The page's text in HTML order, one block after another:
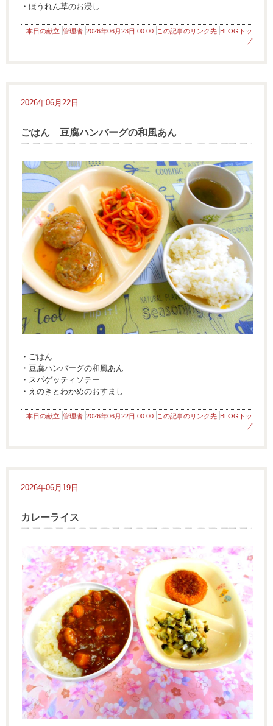
・ほうれん草のお浸し
本日の献立 管理者 2026年06月23日 00:00 この記事のリンク先 BLOGトッ
プ
2026年06月22日
ごはん 豆腐ハンバーグの和風あん
・ごはん
・豆腐ハンバーグの和風あん
・スパゲッティソテー
・えのきとわかめのおすまし
本日の献立 管理者 2026年06月22日 00:00 この記事のリンク先 BLOGトッ
プ
2026年06月19日
カレーライス